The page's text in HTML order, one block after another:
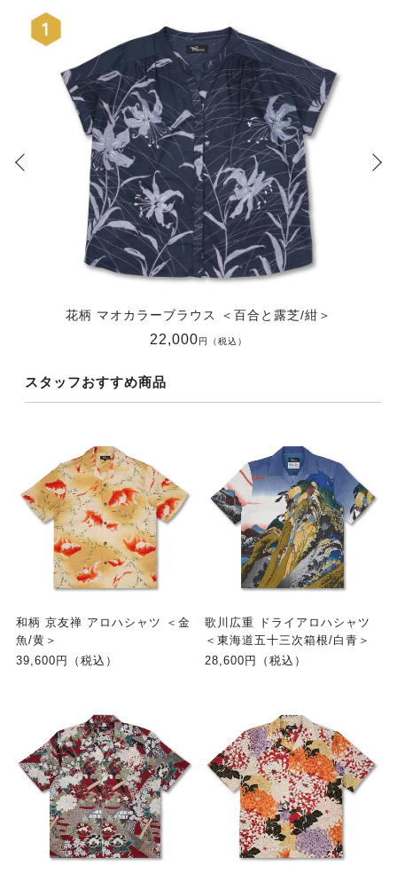
花柄 マオカラーブラウス ＜百合と露芝/紺＞
22,000円（税込）
スタッフおすすめ商品
和柄 京友禅 アロハシャツ ＜金
魚/黄＞
39,600円（税込）
歌川広重 ドライアロハシャツ
＜東海道五十三次箱根/白青＞
28,600円（税込）